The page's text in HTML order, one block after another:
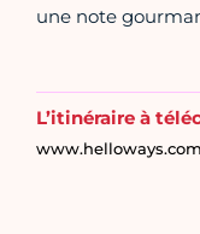
une note
L’itinéraire à
www.helloways.com